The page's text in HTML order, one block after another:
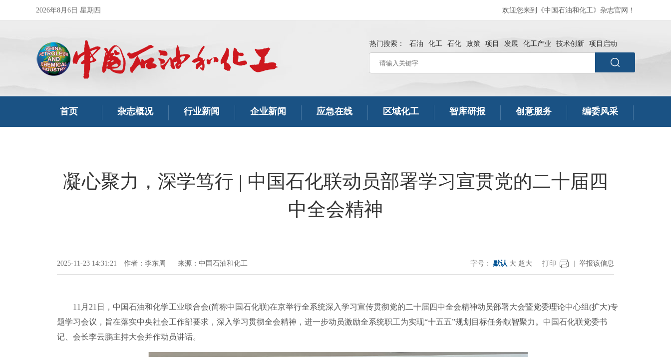
2026年8月6日 星期四 欢迎您来到《中国石油和化工》杂志官网！
热门搜索： 石油 化工 石化 政策 项目 发展 化工产业 技术创新 项目启动
首页 杂志概况 行业新闻 企业新闻 应急在线 区域化工 智库研报 创意服务 编委风采
凝心聚力，深学笃行 | 中国石化联动员部署学习宣贯党的二十届四
中全会精神
2025-11-23 14:31:21 作者：李东周 来源：中国石油和化工 字号： 默认 大 超大 |
打印 举报该信息
11月21日，中国石油和化学工业联合会(简称中国石化联)在京举行全系统深入学习宣传贯彻党的二十届四中全会精神动员部署大会暨党委理论中心组(扩大)专
题学习会议，旨在落实中央社会工作部要求，深入学习贯彻全会精神，进一步动员激励全系统职工为实现“十五五”规划目标任务献智聚力。中国石化联党委书
记、会长李云鹏主持大会并作动员讲话。